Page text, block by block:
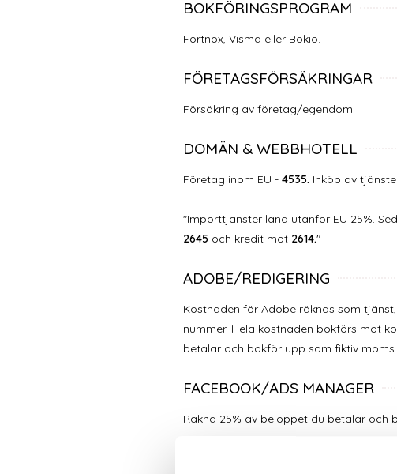
BOKFÖRINGSPROGRAM
Fortnox, Visma eller Bokio.
FÖRETAGSFÖRSÄKRINGAR
Försäkring av företag/egendom.
DOMÄN & WEBBHOTELL
Företag inom EU - 4535. Inköp av
"Importtjänster land utanför EU 25%.
2645 och kredit mot 2614."
ADOBE/REDIGERING
Kostnaden för Adobe räknas som
nummer. Hela kostnaden bokförs mot
betalar och bokför upp som fiktiv
FACEBOOK/ADS MANAGER
Räkna 25% av beloppet du betalar